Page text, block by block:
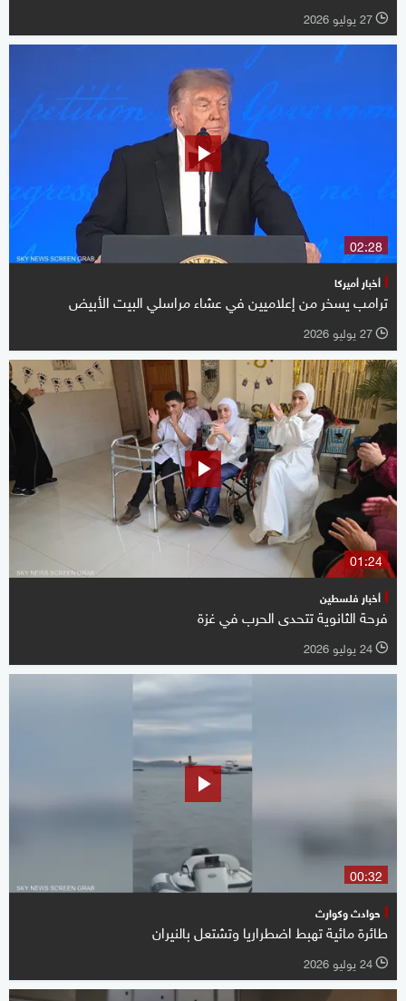
l 27 يوليو 2026
02:28
أخبار أميركا
ترامب يسخر من إعلاميين في عشاء مراسلي البيت الأبيض
l 27 يوليو 2026
01:24
أخبار فلسطين
فرحة الثانوية تتحدى الحرب في غزة
l 24 يوليو 2026
00:32
حوادث وكوارث
طائرة مائية تهبط اضطراريا وتشتعل بالنيران
l 24 يوليو 2026